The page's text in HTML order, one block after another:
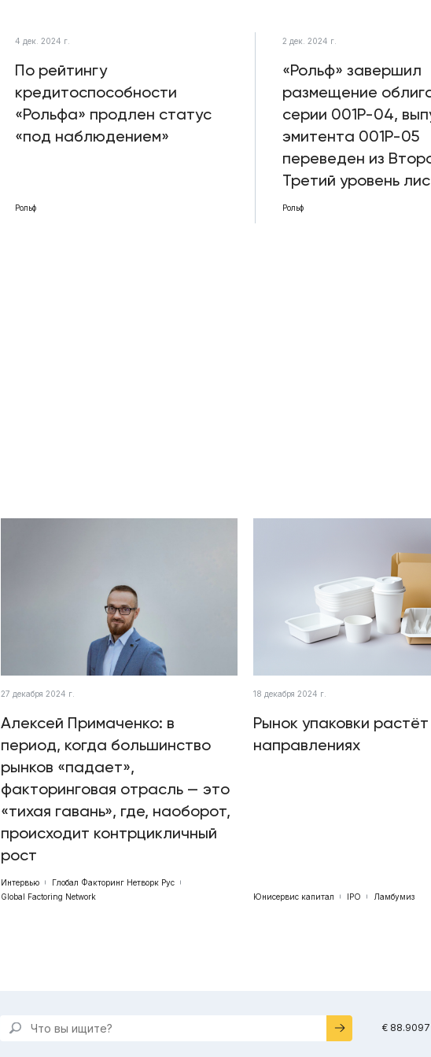
4 дек. 2024 г.
По рейтингу
кредитоспособности
«Рольфа» продлен статус
«под наблюдением»
Рольф
2 дек. 2024 г.
«Рольф» завершил
размещение
серии 001Р-04,
эмитента 001P-05
переведен из
Третий уровень
Рольф
27 декабря 2024 г.
Алексей Примаченко: в
период, когда большинство
рынков «падает»,
факторинговая отрасль — это
«тихая гавань», где, наоборот,
происходит контрцикличный
рост
Интервью
Глобал Факторинг Нетворк Рус
Global Factoring Network
18 декабря 2024 г.
Рынок упаковки
направлениях
Юнисервис капитал IPO Ламбумиз
€ 88.9097